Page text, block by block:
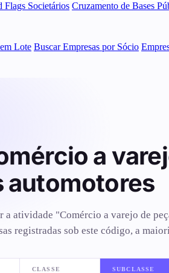
Flags Societários Cruzamento de Bases
Lote Buscar Empresas por Sócio
a
automotores
atividade "Comércio a varejo de
registradas sob este código, a
CLASSE SUBCLASSE